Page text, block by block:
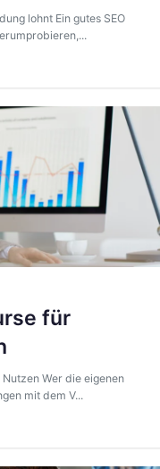
lohnt Ein gutes SEO
für
Wer die eigenen
mit dem V...